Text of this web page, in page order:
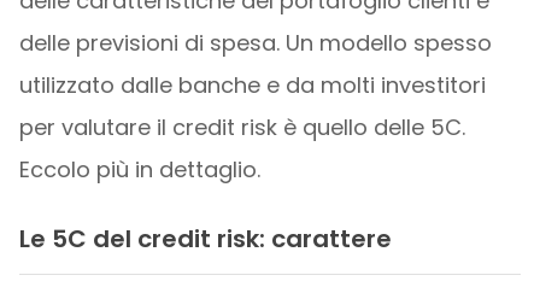
delle previsioni di spesa. Un modello spesso
utilizzato dalle banche e da molti investitori
per valutare il credit risk è quello delle 5C.
Eccolo più in dettaglio.
Le 5C del credit risk: carattere